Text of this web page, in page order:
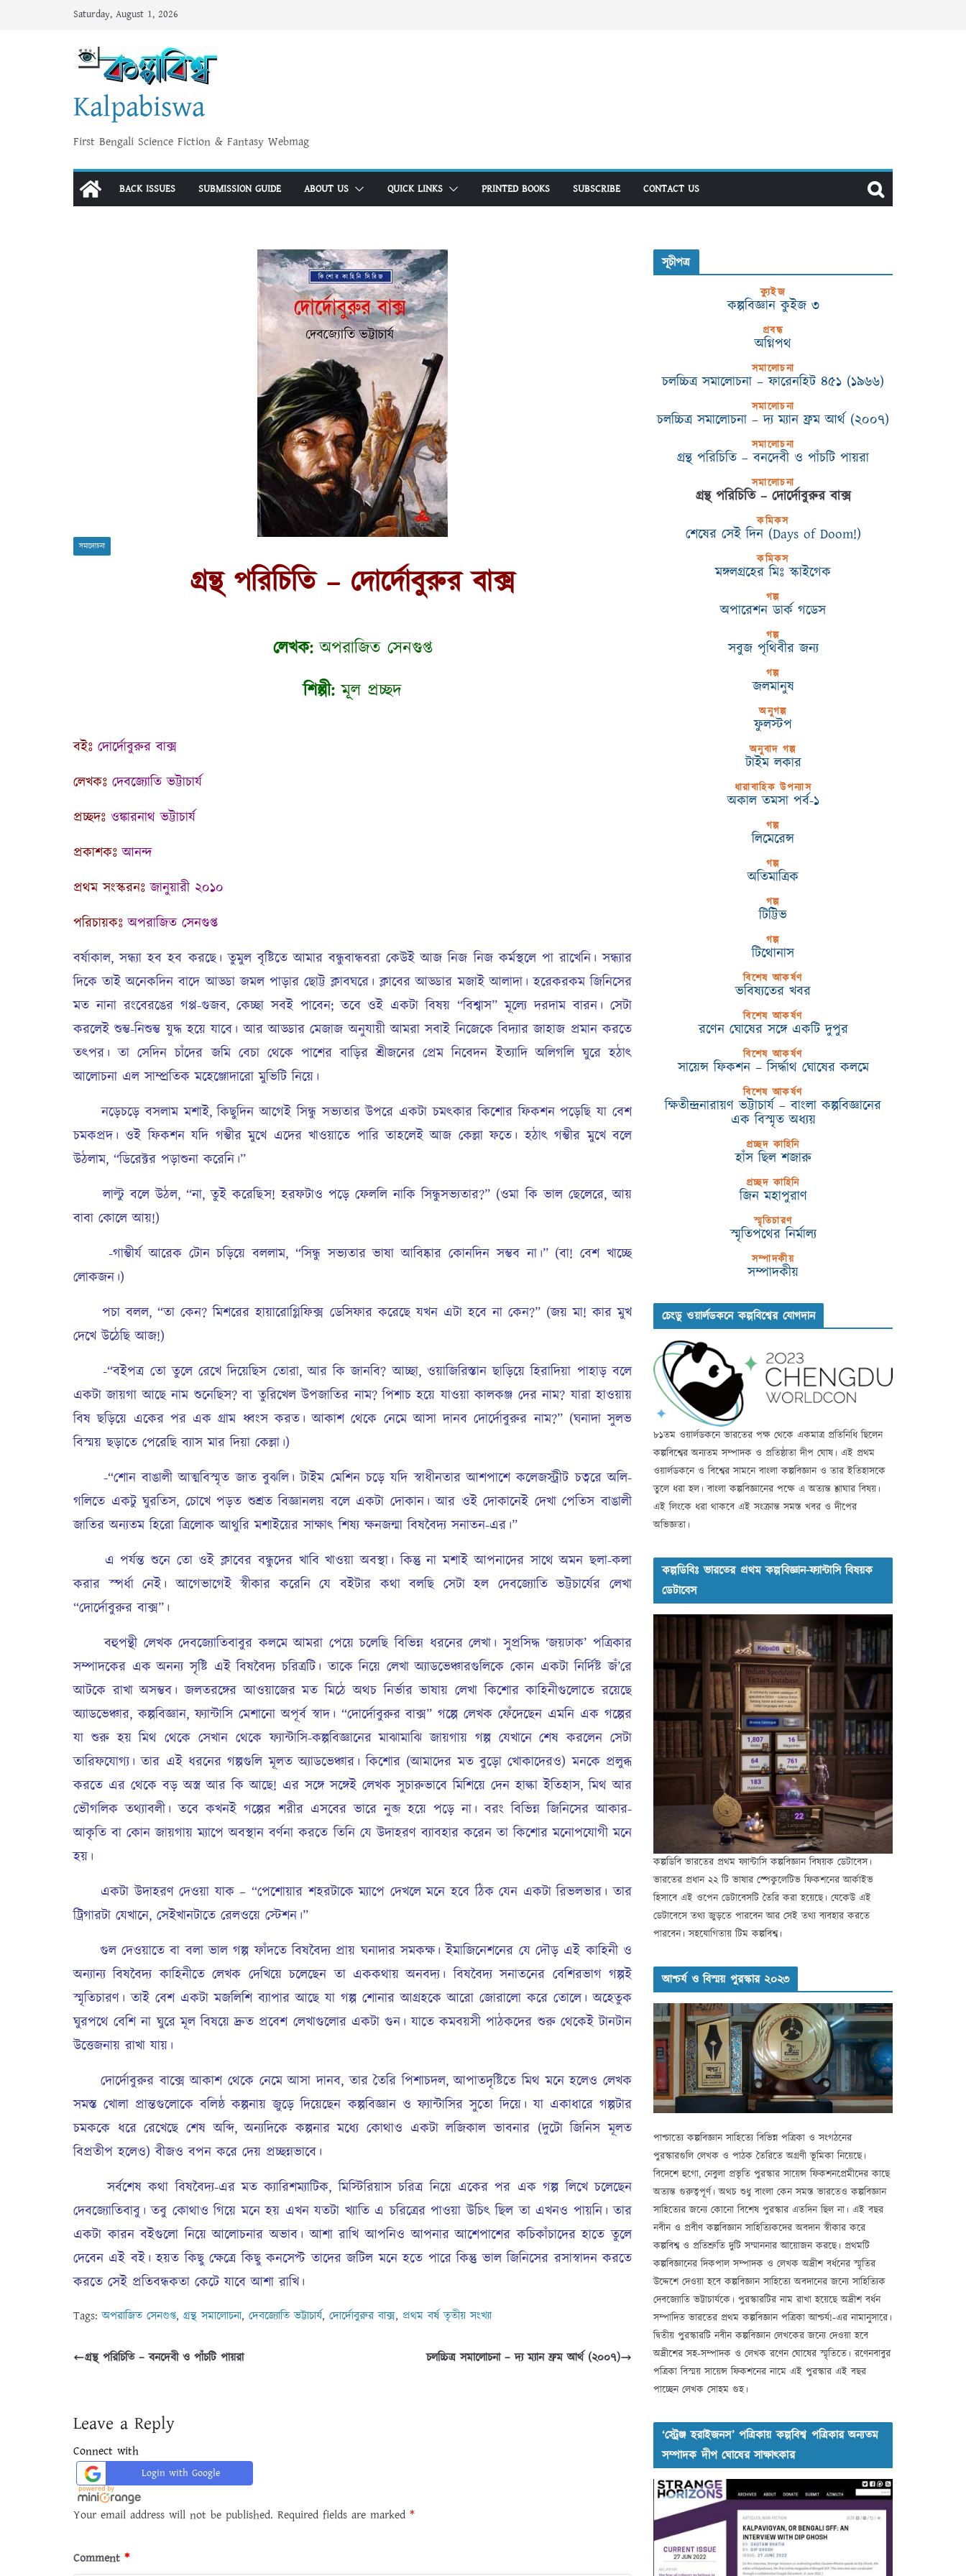
Saturday, August 1, 2026
Kalpabiswa
First Bengali Science Fiction & Fantasy Webmag
BACK ISSUES SUBMISSION GUIDE ABOUT US QUICK LINKS PRINTED BOOKS SUBSCRIBE CONTACT US
সমালোচনা
গ্রন্থ পরিচিতি – দোর্দোবুরুর বাক্স
লেখক:অপরাজিত সেনগুপ্ত
শিল্পী: মূল প্রচ্ছদ
বইঃ দোর্দোবুরুর বাক্স
লেখকঃ দেবজ্যোতি ভট্টাচার্য
প্রচ্ছদঃ ওঙ্কারনাথ ভট্টাচার্য
প্রকাশকঃ আনন্দ
প্রথম সংস্করনঃ জানুয়ারী ২০১০
পরিচায়কঃ অপরাজিত সেনগুপ্ত
বর্ষাকাল, সন্ধ্যা হব হব করছে। তুমুল বৃষ্টিতে আমার বন্ধুবান্ধবরা কেউই আজ নিজ নিজ কর্মস্থলে পা রাখেনি। সন্ধ্যার
দিকে তাই অনেকদিন বাদে আড্ডা জমল পাড়ার ছোট্ট ক্লাবঘরে। ক্লাবের আড্ডার মজাই আলাদা। হরেকরকম জিনিসের
মত নানা রংবেরঙের গপ্প-গুজব, কেচ্ছা সবই পাবেন; তবে ওই একটা বিষয় “বিশ্বাস” মূল্যে দরদাম বারন। সেটা
করলেই শুম্ভ-নিশুম্ভ যুদ্ধ হয়ে যাবে। আর আড্ডার মেজাজ অনুযায়ী আমরা সবাই নিজেকে বিদ্যার জাহাজ প্রমান করতে
তৎপর। তা সেদিন চাঁদের জমি বেচা থেকে পাশের বাড়ির শ্রীজনের প্রেম নিবেদন ইত্যাদি অলিগলি ঘুরে হঠাৎ
আলোচনা এল সাম্প্রতিক মহেঞ্জোদারো মুভিটি নিয়ে।
নড়েচড়ে বসলাম মশাই, কিছুদিন আগেই সিন্ধু সভ্যতার উপরে একটা চমৎকার কিশোর ফিকশন পড়েছি যা বেশ
চমকপ্রদ। ওই ফিকশন যদি গম্ভীর মুখে এদের খাওয়াতে পারি তাহলেই আজ কেল্লা ফতে। হঠাৎ গম্ভীর মুখে বলে
উঠলাম, “ডিরেক্টর পড়াশুনা করেনি।”
লাল্টু বলে উঠল, “না, তুই করেছিস! হরফটাও পড়ে ফেললি নাকি সিন্ধুসভ্যতার?” (ওমা কি ভাল ছেলেরে, আয়
বাবা কোলে আয়!)
-গাম্ভীর্য আরেক টোন চড়িয়ে বললাম, “সিন্ধু সভ্যতার ভাষা আবিষ্কার কোনদিন সম্ভব না।” (বা! বেশ খাচ্ছে
লোকজন।)
পচা বলল, “তা কেন? মিশরের হায়ারোগ্লিফিক্স ডেসিফার করেছে যখন এটা হবে না কেন?” (জয় মা! কার মুখ
দেখে উঠেছি আজ!)
-“বইপত্র তো তুলে রেখে দিয়েছিস তোরা, আর কি জানবি? আচ্ছা, ওয়াজিরিস্তান ছাড়িয়ে হিরাদিয়া পাহাড় বলে
একটা জায়গা আছে নাম শুনেছিস? বা তুরিখেল উপজাতির নাম? পিশাচ হয়ে যাওয়া কালকঞ্জ দের নাম? যারা হাওয়ায়
বিষ ছড়িয়ে একের পর এক গ্রাম ধ্বংস করত। আকাশ থেকে নেমে আসা দানব দোর্দোবুরুর নাম?” (ঘনাদা সুলভ
বিস্ময় ছড়াতে পেরেছি ব্যাস মার দিয়া কেল্লা।)
-“শোন বাঙালী আত্মবিস্মৃত জাত বুঝলি। টাইম মেশিন চড়ে যদি স্বাধীনতার আশপাশে কলেজস্ট্রীট চত্বরে অলি-
গলিতে একটু ঘুরতিস, চোখে পড়ত শুশ্রত বিজ্ঞানলয় বলে একটা দোকান। আর ওই দোকানেই দেখা পেতিস বাঙালী
জাতির অন্যতম হিরো ত্রিলোক আথুরি মশাইয়ের সাক্ষাৎ শিষ্য ক্ষনজন্মা বিষবৈদ্য সনাতন-এর।”
এ পর্যন্ত শুনে তো ওই ক্লাবের বন্ধুদের খাবি খাওয়া অবস্থা। কিন্তু না মশাই আপনাদের সাথে অমন ছলা-কলা
করার স্পর্ধা নেই। আগেভাগেই স্বীকার করেনি যে বইটার কথা বলছি সেটা হল দেবজ্যোতি ভট্টচার্যের লেখা
“দোর্দোবুরুর বাক্স”।
বহুপন্থী লেখক দেবজ্যোতিবাবুর কলমে আমরা পেয়ে চলেছি বিভিন্ন ধরনের লেখা। সুপ্রসিদ্ধ ‘জয়ঢাক’ পত্রিকার
সম্পাদকের এক অনন্য সৃষ্টি এই বিষবৈদ্য চরিত্রটি। তাকে নিয়ে লেখা অ্যাডভেঞ্চারগুলিকে কোন একটা নির্দিষ্ট জঁ’রে
আটকে রাখা অসম্ভব। জলতরঙ্গের আওয়াজের মত মিঠে অথচ নির্ভার ভাষায় লেখা কিশোর কাহিনীগুলোতে রয়েছে
অ্যাডভেঞ্চার, কল্পবিজ্ঞান, ফ্যান্টাসি মেশানো অপূর্ব স্বাদ। “দোর্দোবুরুর বাক্স” গল্পে লেখক ফেঁদেছেন এমনি এক গল্পের
যা শুরু হয় মিথ থেকে সেখান থেকে ফ্যান্টাসি-কল্পবিজ্ঞানের মাঝামাঝি জায়গায় গল্প যেখানে শেষ করলেন সেটা
তারিফযোগ্য। তার এই ধরনের গল্পগুলি মূলত অ্যাডভেঞ্চার। কিশোর (আমাদের মত বুড়ো খোকাদেরও) মনকে প্রলুব্ধ
করতে এর থেকে বড় অস্ত্র আর কি আছে! এর সঙ্গে সঙ্গেই লেখক সুচারুভাবে মিশিয়ে দেন হাল্কা ইতিহাস, মিথ আর
ভৌগলিক তথ্যাবলী। তবে কখনই গল্পের শরীর এসবের ভারে নুব্জ হয়ে পড়ে না। বরং বিভিন্ন জিনিসের আকার-
আকৃতি বা কোন জায়গায় ম্যাপে অবস্থান বর্ণনা করতে তিনি যে উদাহরণ ব্যাবহার করেন তা কিশোর মনোপযোগী মনে
হয়।
একটা উদাহরণ দেওয়া যাক – “পেশোয়ার শহরটাকে ম্যাপে দেখলে মনে হবে ঠিক যেন একটা রিভলভার। তার
ট্রিগারটা যেখানে, সেইখানটাতে রেলওয়ে স্টেশন।”
গুল দেওয়াতে বা বলা ভাল গল্প ফাঁদতে বিষবৈদ্য প্রায় ঘনাদার সমকক্ষ। ইমাজিনেশনের যে দৌড় এই কাহিনী ও
অন্যান্য বিষবৈদ্য কাহিনীতে লেখক দেখিয়ে চলেছেন তা এককথায় অনবদ্য। বিষবৈদ্য সনাতনের বেশিরভাগ গল্পই
স্মৃতিচারণ। তাই বেশ একটা মজলিশি ব্যাপার আছে যা গল্প শোনার আগ্রহকে আরো জোরালো করে তোলে। অহেতুক
ঘুরপথে বেশি না ঘুরে মূল বিষয়ে দ্রুত প্রবেশ লেখাগুলোর একটা গুন। যাতে কমবয়সী পাঠকদের শুরু থেকেই টানটান
উত্তেজনায় রাখা যায়।
দোর্দোবুরুর বাক্সে আকাশ থেকে নেমে আসা দানব, তার তৈরি পিশাচদল, আপাতদৃষ্টিতে মিথ মনে হলেও লেখক
সমস্ত খোলা প্রান্তগুলোকে বলিষ্ঠ কল্পনায় জুড়ে দিয়েছেন কল্পবিজ্ঞান ও ফ্যান্টাসির সুতো দিয়ে। যা একাধারে গল্পটার
চমককে ধরে রেখেছে শেষ অব্দি, অন্যদিকে কল্পনার মধ্যে কোথাও একটা লজিকাল ভাবনার (দুটো জিনিস মূলত
বিপ্রতীপ হলেও) বীজও বপন করে দেয় প্রচ্ছন্নভাবে।
সর্বশেষ কথা বিষবৈদ্য-এর মত ক্যারিশম্যাটিক, মিস্টিরিয়াস চরিত্র নিয়ে একের পর এক গল্প লিখে চলেছেন
দেবজ্যোতিবাবু। তবু কোথাও গিয়ে মনে হয় এখন যতটা খ্যাতি এ চরিত্রের পাওয়া উচিৎ ছিল তা এখনও পায়নি। তার
একটা কারন বইগুলো নিয়ে আলোচনার অভাব। আশা রাখি আপনিও আপনার আশেপাশের কচিকাঁচাদের হাতে তুলে
দেবেন এই বই। হয়ত কিছু ক্ষেত্রে কিছু কনসেপ্ট তাদের জটিল মনে হতে পারে কিন্তু ভাল জিনিসের রসাস্বাদন করতে
করতে সেই প্রতিবন্ধকতা কেটে যাবে আশা রাখি।
Tags:অপরাজিত সেনগুপ্ত, গ্রন্থ সমালোচনা, দেবজ্যোতি ভট্টাচার্য, দোর্দোবুরুর বাক্স, প্রথম বর্ষ তৃতীয় সংখ্যা
গ্রন্থ পরিচিতি – বনদেবী ও পাঁচটি পায়রা চলচ্চিত্র সমালোচনা – দ্য ম্যান ফ্রম আর্থ (২০০৭)
Leave a Reply
Connect with
Login with Google
Your email address will not be published. Required fields are marked *
Comment *
সূচীপত্র
ক্যুইজ
কল্পবিজ্ঞান কুইজ ৩
প্রবন্ধ
অগ্নিপথ
সমালোচনা
চলচ্চিত্র সমালোচনা – ফারেনহিট ৪৫১ (১৯৬৬)
সমালোচনা
চলচ্চিত্র সমালোচনা – দ্য ম্যান ফ্রম আর্থ (২০০৭)
সমালোচনা
গ্রন্থ পরিচিতি – বনদেবী ও পাঁচটি পায়রা
সমালোচনা
গ্রন্থ পরিচিতি – দোর্দোবুরুর বাক্স
কমিকস
শেষের সেই দিন (Days of Doom!)
কমিকস
মঙ্গলগ্রহের মিঃ স্কাইগেক
গল্প
অপারেশন ডার্ক গডেস
গল্প
সবুজ পৃথিবীর জন্য
গল্প
জলমানুষ
অনুগল্প
ফুলস্টপ
অনুবাদ গল্প
টাইম লকার
ধারাবাহিক উপন্যাস
অকাল তমসা পর্ব-১
গল্প
লিমেরেন্স
গল্প
অতিমাত্রিক
গল্প
টিট্টিভ
গল্প
টিথোনাস
বিশেষ আকর্ষণ
ভবিষ্যতের খবর
বিশেষ আকর্ষণ
রণেন ঘোষের সঙ্গে একটি দুপুর
বিশেষ আকর্ষণ
সায়েন্স ফিকশন – সির্দ্ধাথ ঘোষের কলমে
বিশেষ আকর্ষণ
ক্ষিতীন্দ্রনারায়ণ ভট্টাচার্য – বাংলা কল্পবিজ্ঞানের
এক বিস্মৃত অধ্যয়
প্রচ্ছদ কাহিনি
হাঁস ছিল শজারু
প্রচ্ছদ কাহিনি
জিন মহাপুরাণ
স্মৃতিচারণ
স্মৃতিপথের নির্মাল্য
সম্পাদকীয়
সম্পাদকীয়
চেংডু ওয়ার্লডকনে কল্পবিশ্বের যোগদান
৮১তম ওয়ার্লডকনে ভারতের পক্ষ থেকে একমাত্র প্রতিনিধি ছিলেন
কল্পবিশ্বের অন্যতম সম্পাদক ও প্রতিষ্ঠাতা দীপ ঘোষ। এই প্রথম
ওয়ার্লডকনে ও বিশ্বের সামনে বাংলা কল্পবিজ্ঞান ও তার ইতিহাসকে
তুলে ধরা হল। বাংলা কল্পবিজ্ঞানের পক্ষে এ অত্যন্ত শ্লাঘার বিষয়।
এই লিংকে ধরা থাকবে এই সংক্রান্ত সমস্ত খবর ও দীপের
অভিজ্ঞতা।
কল্পডিবিঃ ভারতের প্রথম কল্পবিজ্ঞান-ফ্যান্টাসি বিষয়ক
ডেটাবেস
কল্পডিবি ভারতের প্রথম ফ্যান্টাসি কল্পবিজ্ঞান বিষয়ক ডেটাবেস।
ভারতের প্রধান ২২ টি ভাষার স্পেকুলেটিভ ফিকশনের আর্কাইভ
হিসাবে এই ওপেন ডেটাবেসটি তৈরি করা হয়েছে। যেকেউ এই
ডেটাবেসে তথ্য জুড়তে পারবেন আর সেই তথ্য ব্যবহার করতে
পারবেন। সহযোগিতায় টিম কল্পবিশ্ব।
আশ্চর্য ও বিস্ময় পুরস্কার ২০২৩
পাশ্চাত্যে কল্পবিজ্ঞান সাহিত্যে বিভিন্ন পত্রিকা ও সংগঠনের
পুরস্কারগুলি লেখক ও পাঠক তৈরিতে অগ্রণী ভূমিকা নিয়েছে।
বিদেশে হুগো, নেবুলা প্রভৃতি পুরস্কার সায়েন্স ফিকশনপ্রেমীদের কাছে
অত্যন্ত গুরুত্বপূর্ণ। অথচ শুধু বাংলা কেন সমস্ত ভারতেও কল্পবিজ্ঞান
সাহিত্যের জন্যে কোনো বিশেষ পুরস্কার এতদিন ছিল না। এই বছর
নবীন ও প্রবীণ কল্পবিজ্ঞান সাহিত্যিকদের অবদান স্বীকার করে
কল্পবিশ্ব ও প্রতিশ্রুতি দুটি সম্মাননার আয়োজন করছে। প্রথমটি
কল্পবিজ্ঞানের দিকপাল সম্পাদক ও লেখক অদ্রীশ বর্ধনের স্মৃতির
উদ্দেশে দেওয়া হবে কল্পবিজ্ঞান সাহিত্যে অবদানের জন্যে সাহিত্যিক
দেবজ্যোতি ভট্টাচার্যকে। পুরস্কারটির নাম রাখা হয়েছে অদ্রীশ বর্ধন
সম্পাদিত ভারতের প্রথম কল্পবিজ্ঞান পত্রিকা আশ্চর্য!-এর নামানুসারে।
দ্বিতীয় পুরস্কারটি নবীন কল্পবিজ্ঞান লেখকের জন্যে দেওয়া হবে
অদ্রীশের সহ-সম্পাদক ও লেখক রণেন ঘোষের স্মৃতিতে। রণেনবাবুর
পত্রিকা বিস্ময় সায়েন্স ফিকশনের নামে এই পুরস্কার এই বছর
পাচ্ছেন লেখক সোহম গুহ।
‘স্ট্রেঞ্জ হরাইজনস’ পত্রিকায় কল্পবিশ্ব পত্রিকার অন্যতম
সম্পাদক দীপ ঘোষের সাক্ষাৎকার